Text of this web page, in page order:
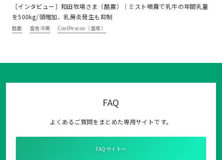
［インタビュー］和田牧場さま（酪農）｜ミスト噴霧で乳牛の年間乳量
を500kg/頭増加、乳房炎発生も抑制
酪農 畜舎冷房 CoolPescon（畜産）
FAQ
よくあるご質問をまとめた専用サイトです。
FAQサイトへ